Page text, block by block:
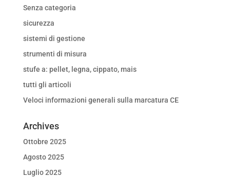
Senza categoria
sicurezza
sistemi di gestione
strumenti di misura
stufe a: pellet, legna, cippato, mais
tutti gli articoli
Veloci informazioni generali sulla marcatura CE
Archives
Ottobre 2025
Agosto 2025
Luglio 2025